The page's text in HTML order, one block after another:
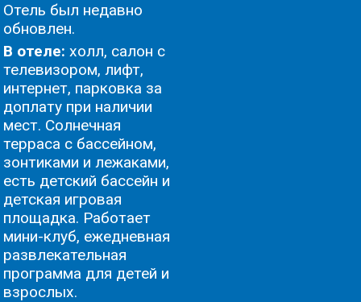
Oтель был недавно
обновлен.
В отеле: холл, салон с
телевизором, лифт,
интернет, парковка за
доплату при наличии
мест. Солнечная
терраса с бассейном,
зонтиками и лежаками,
есть детский бассейн и
детская игровая
площадка. Работает
мини-клуб, ежедневная
развлекательная
программа для детей и
взрослых.